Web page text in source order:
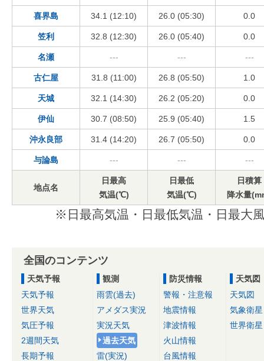
喜界島 34.1 (12:10) 26.0 (05:30) 0.0
笠利 32.8 (12:30) 26.0 (05:40) 0.0
名瀬 --- --- ---
古仁屋 31.8 (11:00) 26.8 (05:50) 1.0
天城 32.1 (14:30) 26.2 (05:20) 0.0
伊仙 30.7 (08:50) 25.9 (05:40) 1.5
沖永良部 31.4 (14:20) 26.7 (05:50) 0.0
与論島 --- --- ---
地点名
日最高
気温(℃)
日最低
気温(℃)
日積算
降水量
※日最高気温・日最低気温・日最大
全国のコンテンツ
天気予報
天気予報
世界天気
気圧予報
2週間天気
長期予報
観測
雨雲(過去)
アメダス実況
実況天気
過去天気
雷(実況)
防災情報
警報・注意報
地震情報
津波情報
火山情報
台風情報
天気図
天気図
気象衛星
世界衛星